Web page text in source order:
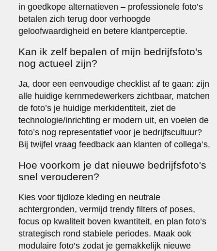
in goedkope alternatieven – professionele foto’s
betalen zich terug door verhoogde
geloofwaardigheid en betere klantperceptie.
Kan ik zelf bepalen of mijn bedrijfsfoto's
nog actueel zijn?
Ja, door een eenvoudige checklist af te gaan: zijn
alle huidige kernmedewerkers zichtbaar, matchen
de foto’s je huidige merkidentiteit, ziet de
technologie/inrichting er modern uit, en voelen de
foto’s nog representatief voor je bedrijfscultuur?
Bij twijfel vraag feedback aan klanten of collega’s.
Hoe voorkom je dat nieuwe bedrijfsfoto's
snel verouderen?
Kies voor tijdloze kleding en neutrale
achtergronden, vermijd trendy filters of poses,
focus op kwaliteit boven kwantiteit, en plan foto’s
strategisch rond stabiele periodes. Maak ook
modulaire foto’s zodat je gemakkelijk nieuwe